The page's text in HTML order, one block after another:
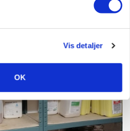
Vis detaljer
OK